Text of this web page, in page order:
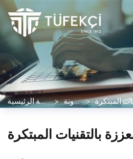
الصفحة الرئيسية المدونة المبتكرة
بالتقنيات المبتكرة